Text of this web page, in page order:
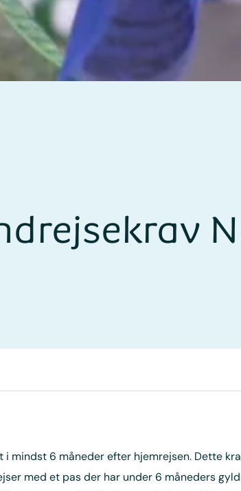
mindst 6 måneder efter hjemrejsen. Dette
med et pas der har under 6 måneders